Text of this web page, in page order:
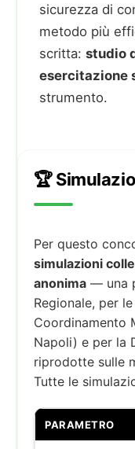
sicurezza di
metodo più
scritta: studio
esercitazione
strumento.
🏆
Per questo
simulazioni
anonima — una
Regionale, per
Coordinamento
Napoli) e per la
riprodotte sulle
Tutte le
PARAMETRO